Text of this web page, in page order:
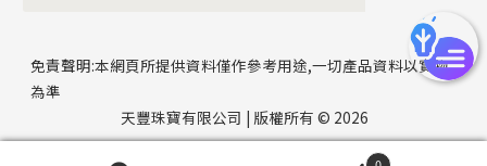
免責聲明:本網頁所提供資料僅作參考用途,一切產品資料以實物
為準
天豐珠寶有限公司 | 版權所有 © 2026